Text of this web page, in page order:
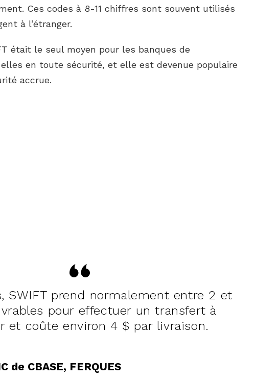
Ces codes à 8-11 chiffres sont souvent utilisés
à l’étranger.
était le seul moyen pour les banques de
en toute sécurité, et elle est devenue populaire
accrue.
SWIFT prend normalement entre 2 et
pour effectuer un transfert à
et coûte environ 4 $ par livraison.
de CBASE, FERQUES